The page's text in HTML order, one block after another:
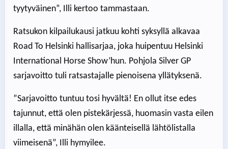
tyytyväinen”, Illi kertoo tammastaan.
Ratsukon kilpailukausi jatkuu kohti syksyllä alkavaa
Road To Helsinki hallisarjaa, joka huipentuu Helsinki
International Horse Show’hun. Pohjola Silver GP
sarjavoitto tuli ratsastajalle pienoisena yllätyksenä.
”Sarjavoitto tuntuu tosi hyvältä! En ollut itse edes
tajunnut, että olen pistekärjessä, huomasin vasta eilen
illalla, että minähän olen käänteisellä lähtölistalla
viimeisenä”, Illi hymyilee.